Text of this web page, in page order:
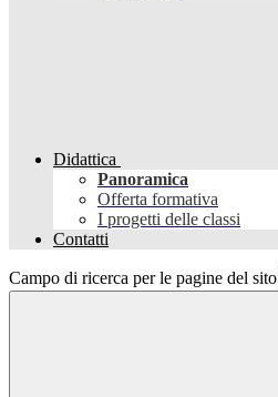
Didattica
Panoramica
Offerta formativa
I progetti delle classi
Contatti
Campo di ricerca per le pagine del sito